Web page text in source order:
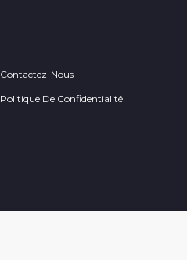
Contactez-Nous
Politique De Confidentialité